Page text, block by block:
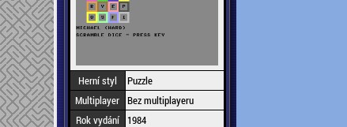
Herní styl
Puzzle
Multiplayer Bez multiplayeru
Rok vydání
1984